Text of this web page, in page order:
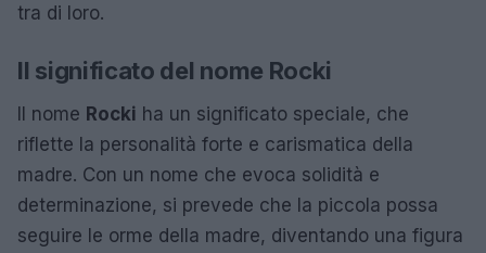
tra di loro.
Il significato del nome Rocki
Il nome Rocki ha un significato speciale, che
riflette la personalità forte e carismatica della
madre. Con un nome che evoca solidità e
determinazione, si prevede che la piccola possa
seguire le orme della madre, diventando una figura